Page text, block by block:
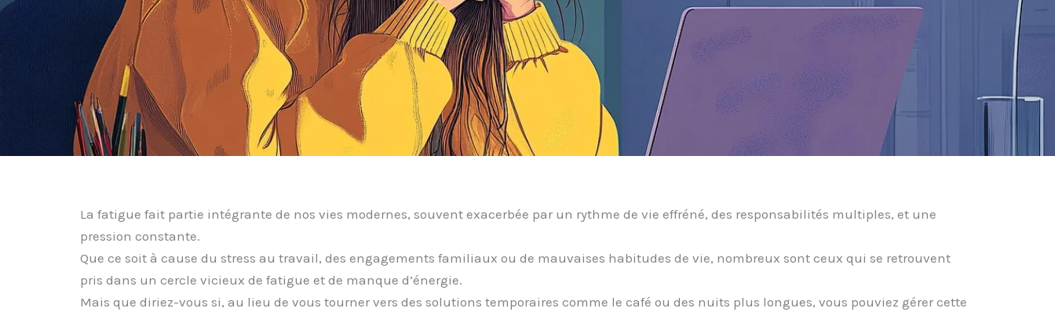
La fatigue fait partie intégrante de nos vies modernes, souvent exacerbée par un rythme de vie effréné, des responsabilités multiples, et une
pression constante.
Que ce soit à cause du stress au travail, des engagements familiaux ou de mauvaises habitudes de vie, nombreux sont ceux qui se retrouvent
pris dans un cercle vicieux de fatigue et de manque d’énergie.
Mais que diriez-vous si, au lieu de vous tourner vers des solutions temporaires comme le café ou des nuits plus longues, vous pouviez gérer cette